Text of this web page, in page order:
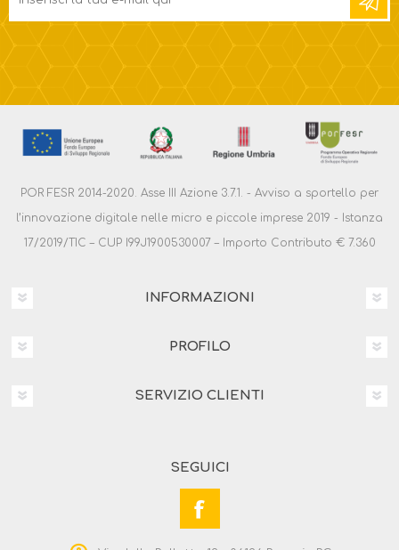
POR FESR 2014-2020. Asse III Azione 3.7.1. - Avviso a sportello per
l’innovazione digitale nelle micro e piccole imprese 2019 - Istanza
17/2019/TIC – CUP I99J1900530007 – Importo Contributo € 7.360
INFORMAZIONI
PROFILO
SERVIZIO CLIENTI
SEGUICI